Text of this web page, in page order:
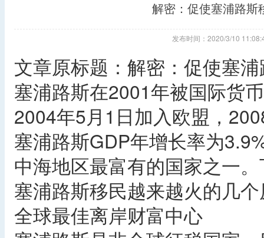
解密：促使塞浦路斯
发布时间：2020/3/10
文章原标题：解密：促使塞
塞浦路斯在2001年被国际货
2004年5月1日加入欧盟，
塞浦路斯GDP年增长率为
中海地区最富有的国家之一
塞浦路斯移民越来越火的几
全球最佳离岸财富中心